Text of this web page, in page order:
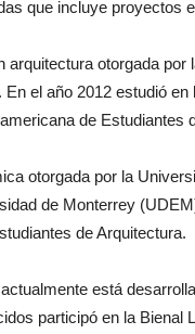
que incluye proyectos
arquitectura otorgada
el año 2012 estudió
de
otorgada por la
de Monterrey
de Arquitectura.
está
participó en la